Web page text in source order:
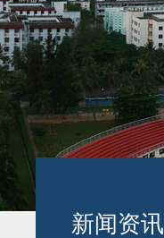
新闻资讯